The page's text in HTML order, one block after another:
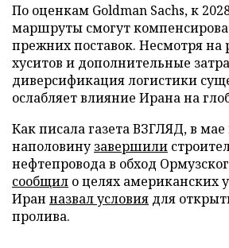
По оценкам Goldman Sachs, к
маршруты смогут
прежних поставок. Несмотря на
хуситов и дополнительные
диверсификация логистики
ослабляет влияние Ирана на
Как писала газета ВЗГЛЯД, в
наполовинузавершили
нефтепровода в обход
сообщил о целях американских
Иран назвал условия для
пролива.